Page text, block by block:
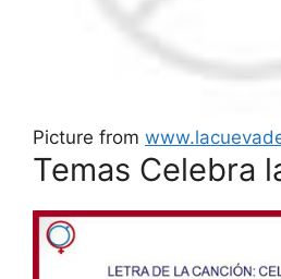
Picture from
Temas Celebra